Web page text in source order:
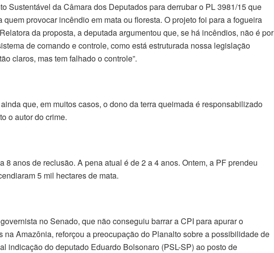
Sustentável da Câmara dos Deputados para derrubar o PL 3981/15 que
provocar incêndio em mata ou floresta. O projeto foi para a fogueira
da proposta, a deputada argumentou que, se há incêndios, não é por
de comando e controle, como está estruturada nossa legislação
claros, mas tem falhado o controle”.
que, em muitos casos, o dono da terra queimada é responsabilizado
o autor do crime.
8 anos de reclusão. A pena atual é de 2 a 4 anos. Ontem, a PF prendeu
5 mil hectares de mata.
no Senado, que não conseguiu barrar a CPI para apurar o
na Amazônia, reforçou a preocupação do Planalto sobre a possibilidade de
indicação do deputado Eduardo Bolsonaro (PSL-SP) ao posto de